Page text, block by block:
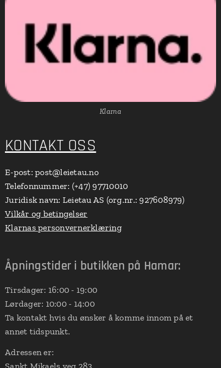
Klarna
KONTAKT OSS
E-post: post@leietau.no
Telefonnummer: (+47) 97710010
Juridisk navn: Leietau AS (org.nr.: 927608979)
Vilkår og betingelser
Klarnas personvernerklæring
Åpningstider i butikken på Hamar:
Tirsdager: 16:00 - 19:00
Lørdager: 10:00 - 14:00
Ta kontakt hvis du ønsker å komme innom på et
annet tidspunkt.
Adressen er: